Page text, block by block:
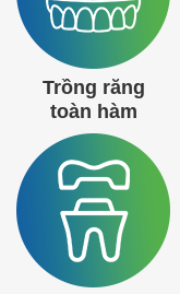
Trồng răng
toàn hàm